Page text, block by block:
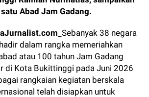
Abad Jam Gadang.
Sebanyak 38 negara
dalam rangka memeriahkan
atau 100 tahun Jam Gadang
di Kota Bukittinggi pada Juni 2026
rangkaian kegiatan berskala
telah disiapkan untuk